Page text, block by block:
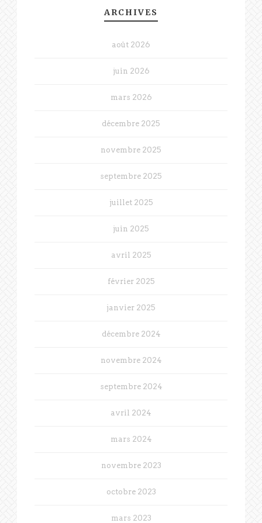
ARCHIVES
août 2026
juin 2026
mars 2026
décembre 2025
novembre 2025
septembre 2025
juillet 2025
juin 2025
avril 2025
février 2025
janvier 2025
décembre 2024
novembre 2024
septembre 2024
avril 2024
mars 2024
novembre 2023
octobre 2023
mars 2023